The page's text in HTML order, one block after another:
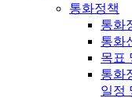
통화정책
통화
통화
목표
통화
일정